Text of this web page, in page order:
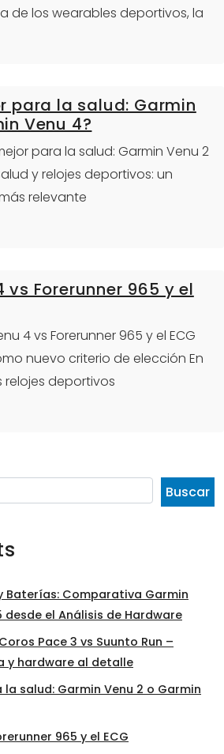
de los wearables deportivos, la
para la salud: Garmin
Venu 4?
para la salud: Garmin Venu 2
y relojes deportivos: un
relevante
vs Forerunner 965 y el
4 vs Forerunner 965 y el ECG
nuevo criterio de elección En
relojes deportivos
Buscar
Baterías: Comparativa Garmin
desde el Análisis de Hardware
Pace 3 vs Suunto Run –
y hardware al detalle
salud: Garmin Venu 2 o Garmin
965 y el ECG